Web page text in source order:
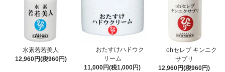
水素若若美人
12,960円(税960円)
おたすけハドウク
リーム
11,000円(税1,000円)
ohセレブ キンニク
サプリ
12,960円(税960円)